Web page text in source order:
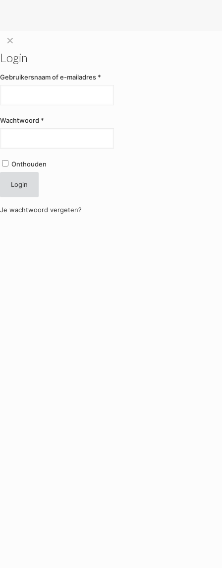
✕
Login
Gebruikersnaam of e-mailadres *
Wachtwoord *
Onthouden
Login
Je wachtwoord vergeten?